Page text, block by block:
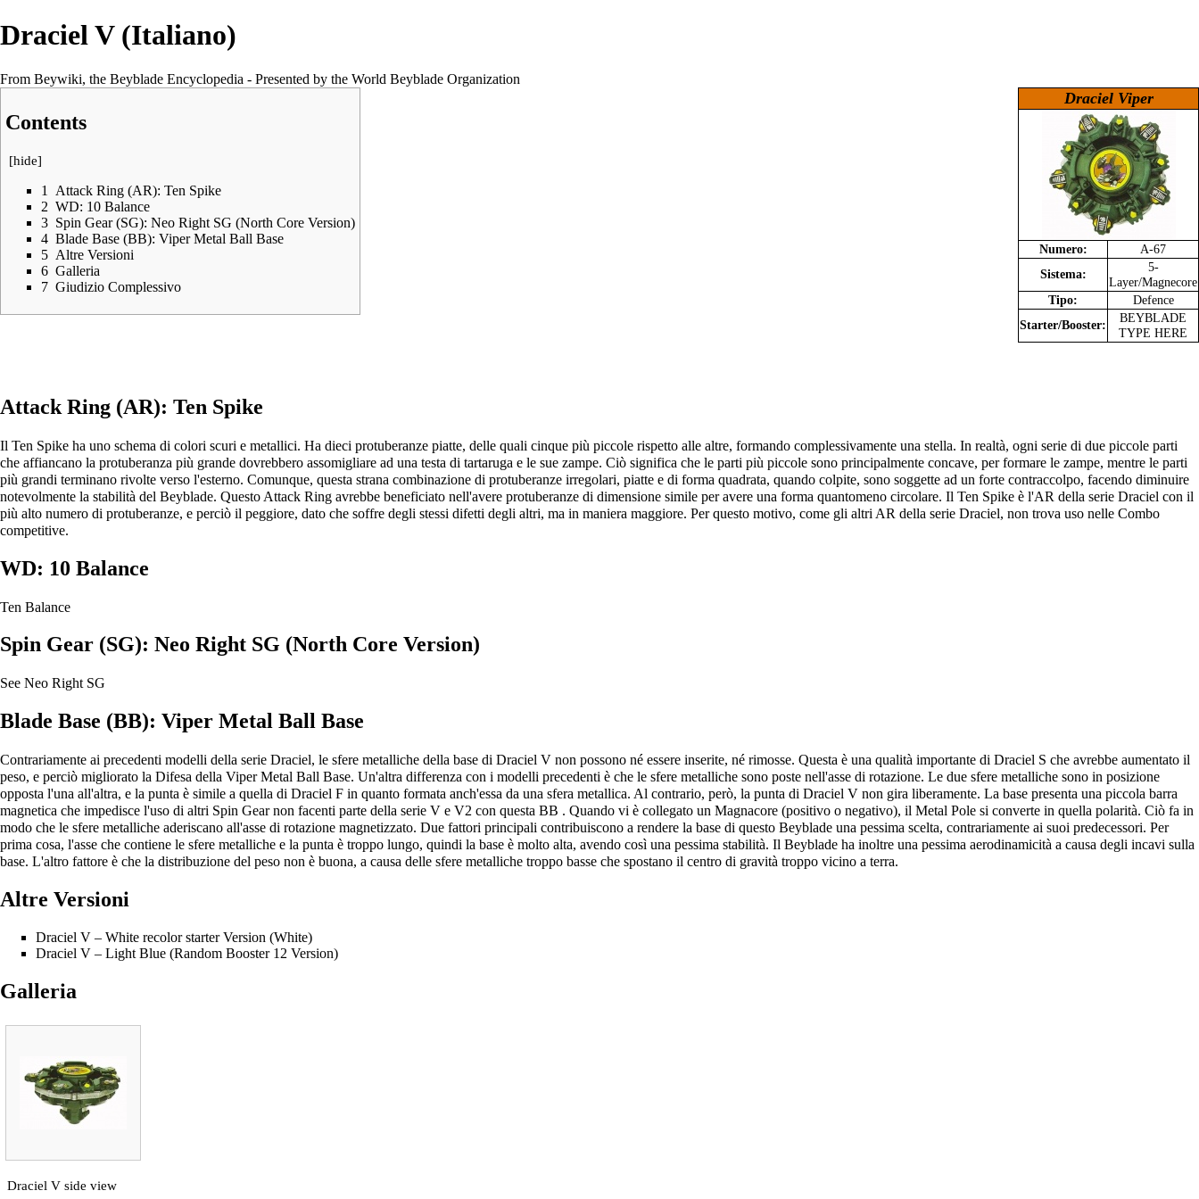
Draciel V (Italiano)
From Beywiki, the Beyblade Encyclopedia - Presented by the World Beyblade Organization
Draciel Viper
Numero:
A-67
Sistema:
5-
Layer/Magnecore
Tipo:
Defence
Starter/Booster:
BEYBLADE
TYPE HERE
Contents
[hide]
1
Attack Ring (AR): Ten Spike
2 WD: 10 Balance
3 Spin Gear (SG): Neo Right SG (North Core Version)
4 Blade Base (BB): Viper Metal Ball Base
5 Altre Versioni
6 Galleria
7 Giudizio Complessivo
Attack Ring (AR): Ten Spike
Il Ten Spike ha uno schema di colori scuri e metallici. Ha dieci protuberanze piatte, delle quali cinque più piccole rispetto alle altre, formando complessivamente una stella. In realtà, ogni serie di due piccole parti
che affiancano la protuberanza più grande dovrebbero assomigliare ad una testa di tartaruga e le sue zampe. Ciò significa che le parti più piccole sono principalmente concave, per formare le zampe, mentre le parti
più grandi terminano rivolte verso l'esterno. Comunque, questa strana combinazione di protuberanze irregolari, piatte e di forma quadrata, quando colpite, sono soggette ad un forte contraccolpo, facendo diminuire
notevolmente la stabilità del Beyblade. Questo Attack Ring avrebbe beneficiato nell'avere protuberanze di dimensione simile per avere una forma quantomeno circolare. Il Ten Spike è l'AR della serie Draciel con il
più alto numero di protuberanze, e perciò il peggiore, dato che soffre degli stessi difetti degli altri, ma in maniera maggiore. Per questo motivo, come gli altri AR della serie Draciel, non trova uso nelle Combo
competitive.
WD: 10 Balance
Ten Balance
Spin Gear (SG): Neo Right SG (North Core Version)
See Neo Right SG
Blade Base (BB): Viper Metal Ball Base
Contrariamente ai precedenti modelli della serie Draciel, le sfere metalliche della base di Draciel V non possono né essere inserite, né rimosse. Questa è una qualità importante di Draciel S che avrebbe aumentato il
peso, e perciò migliorato la Difesa della Viper Metal Ball Base. Un'altra differenza con i modelli precedenti è che le sfere metalliche sono poste nell'asse di rotazione. Le due sfere metalliche sono in posizione
opposta l'una all'altra, e la punta è simile a quella di Draciel F in quanto formata anch'essa da una sfera metallica. Al contrario, però, la punta di Draciel V non gira liberamente. La base presenta una piccola barra
magnetica che impedisce l'uso di altri Spin Gear non facenti parte della serie V e V2 con questa BB . Quando vi è collegato un Magnacore (positivo o negativo), il Metal Pole si converte in quella polarità. Ciò fa in
modo che le sfere metalliche aderiscano all'asse di rotazione magnetizzato. Due fattori principali contribuiscono a rendere la base di questo Beyblade una pessima scelta, contrariamente ai suoi predecessori. Per
prima cosa, l'asse che contiene le sfere metalliche e la punta è troppo lungo, quindi la base è molto alta, avendo così una pessima stabilità. Il Beyblade ha inoltre una pessima aerodinamicità a causa degli incavi sulla
base. L'altro fattore è che la distribuzione del peso non è buona, a causa delle sfere metalliche troppo basse che spostano il centro di gravità troppo vicino a terra.
Altre Versioni
Draciel V – White recolor starter Version (White)
Draciel V – Light Blue (Random Booster 12 Version)
Galleria
Draciel V side view